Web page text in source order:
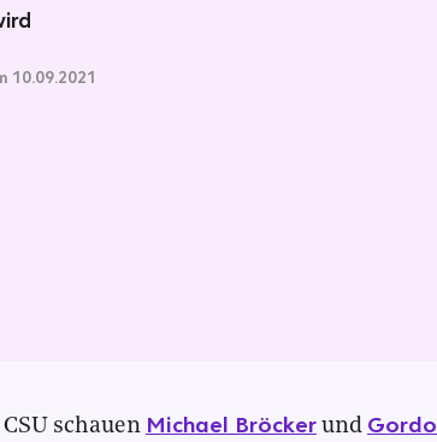
10.09.2021
schauen Michael Bröcker und